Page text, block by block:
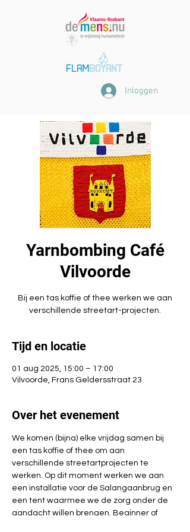
Inloggen
Yarnbombing Café
Vilvoorde
Bij een tas koffie of thee werken we aan
verschillende streetart-projecten.
Tijd en locatie
01 aug 2025, 15:00 – 17:00
Vilvoorde, Frans Geldersstraat 23
Over het evenement
We komen (bijna) elke vrijdag samen bij
een tas koffie of thee om aan
verschillende streetartprojecten te
werken. Op dit moment werken we aan
een installatie voor de Salangaanbrug en
een tent waarmee we de zorg onder de
aandacht willen brengen. Beginner of